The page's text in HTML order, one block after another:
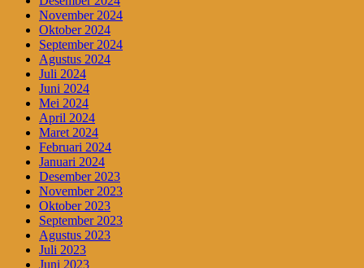
November 2024
Oktober 2024
September 2024
Agustus 2024
Juli 2024
Juni 2024
Mei 2024
April 2024
Maret 2024
Februari 2024
Januari 2024
Desember 2023
November 2023
Oktober 2023
September 2023
Agustus 2023
Juli 2023
Juni 2023